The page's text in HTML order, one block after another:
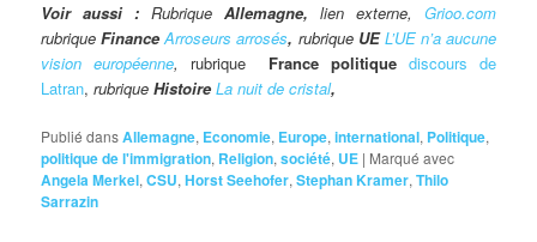
Voir aussi :Rubrique Allemagne, lien externe, Grioo.com
rubrique FinanceArroseurs arrosés, rubrique UEL’UE n’a aucune
vision européenne, rubrique France politique discours de
Latran, rubrique HistoireLa nuit de cristal,
Publié dansAllemagne, Economie, Europe,international, Politique,
politique de l'immigration, Religion,société, UE | Marqué avec
Angela Merkel,CSU,Horst Seehofer,Stephan Kramer,Thilo
Sarrazin